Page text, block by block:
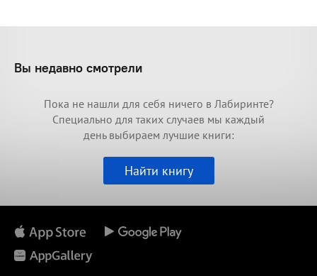
Вы недавно смотрели
Пока не нашли для себя ничего в Лабиринте?
Специально для таких случаев мы каждый
день выбираем лучшие книги:
Найти книгу